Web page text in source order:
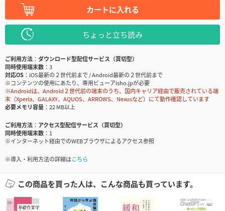
カートに入れる
ちょっと立ち読み
ご利用方法
ダウンロード型配信サービス（買切型）
同時使用端末数
3
対応OS
iOS最新の２世代前まで / Android最新の２世代前まで
※コンテンツの使用にあたり、専用ビューアisho.jpが必要
※Androidは、Android２世代前の端末のうち、国内キャリア経由で販売されている端
末（Xperia、GALAXY、AQUOS、ARROWS、Nexusなど）にて動作確認しています
必要メモリ容量
22 MB以上
ご利用方法
アクセス型配信サービス（買切型）
同時使用端末数
1
※インターネット経由でのWEBブラウザによるアクセス参照
※導入・利用方法の詳細はこちら
この商品を買った人は、こんな商品も買っています。